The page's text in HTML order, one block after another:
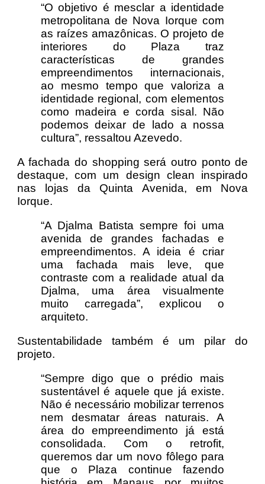
“O objetivo é mesclar a identidade
metropolitana de Nova Iorque com
as raízes amazônicas. O projeto de
interiores do Plaza traz
características de grandes
empreendimentos internacionais,
ao mesmo tempo que valoriza a
identidade regional, com elementos
como madeira e corda sisal. Não
podemos deixar de lado a nossa
cultura”, ressaltou Azevedo.
A fachada do shopping será outro ponto de
destaque, com um design clean inspirado
nas lojas da Quinta Avenida, em Nova
Iorque.
“A Djalma Batista sempre foi uma
avenida de grandes fachadas e
empreendimentos. A ideia é criar
uma fachada mais leve, que
contraste com a realidade atual da
Djalma, uma área visualmente
muito carregada”, explicou o
arquiteto.
Sustentabilidade também é um pilar do
projeto.
“Sempre digo que o prédio mais
sustentável é aquele que já existe.
Não é necessário mobilizar terrenos
nem desmatar áreas naturais. A
área do empreendimento já está
consolidada. Com o retrofit,
queremos dar um novo fôlego para
que o Plaza continue fazendo